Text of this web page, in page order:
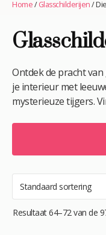
Home/Glasschilderijen/
Ontdek de pracht
je interieur met
mysterieuze tijgers.
Resultaat 64–72 van de